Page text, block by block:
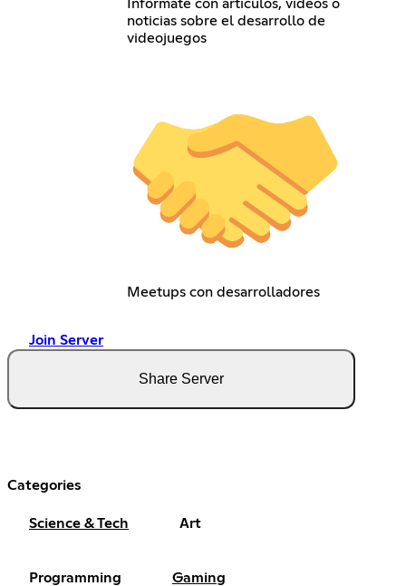
Infórmate con artículos, videos o
noticias sobre el desarrollo de
videojuegos
Meetups con desarrolladores
Join Server
Share Server
Categories
Science & Tech Art
Programming Gaming